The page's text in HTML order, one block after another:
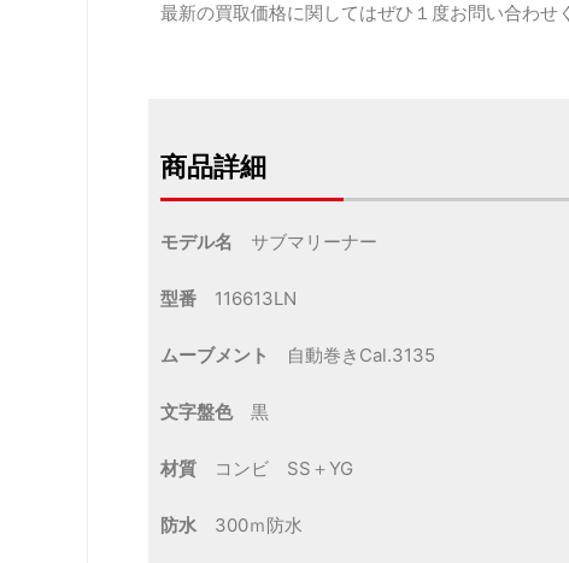
最新の買取価格に関してはぜひ１度お問い合わせ
商品詳細
モデル名 サブマリーナー
型番 116613LN
ムーブメント 自動巻きCal.3135
文字盤色黒
材質 コンビ SS＋YG
防水 300ｍ防水